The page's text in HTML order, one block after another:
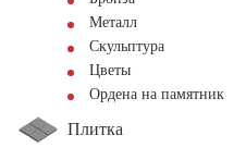
Металл
Скульптура
Цветы
Ордена на памятник
Плитка